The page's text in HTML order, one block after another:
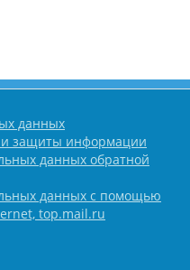
данных
и защиты информации
данных обратной
данных с помощью
top.mail.ru